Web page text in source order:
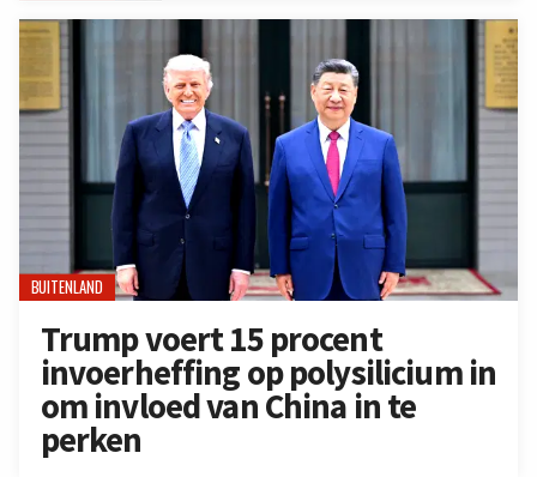
BUITENLAND
Trump voert 15 procent
invoerheffing op polysilicium in
om invloed van China in te
perken